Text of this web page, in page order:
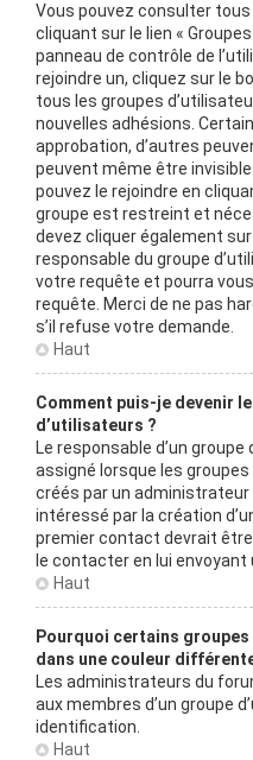
Vous pouvez consulter
cliquant sur le lien «
panneau de contrôle de
rejoindre un, cliquez sur le
tous les groupes
nouvelles adhésions.
approbation, d’autres
peuvent même être
pouvez le rejoindre en
groupe est restreint et
devez cliquer également
responsable du groupe
votre requête et pourra
requête. Merci de ne pas
s’il refuse votre demande.
Haut
Comment puis-je devenir
d’utilisateurs ?
Le responsable d’un
assigné lorsque les
créés par un
intéressé par la création
premier contact devrait
le contacter en lui envoyant
Haut
Pourquoi certains
dans une couleur
Les administrateurs du
aux membres d’un groupe
identification.
Haut